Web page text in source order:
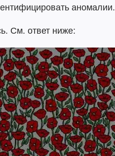
аномалии.
См. ответ ниже: